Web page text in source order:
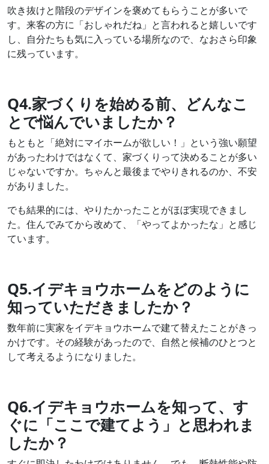
吹き抜けと階段のデザインを褒めてもらうことが多いで
す。来客の方に「おしゃれだね」と言われると嬉しいです
し、自分たちも気に入っている場所なので、なおさら印象
に残っています。
Q4.家づくりを始める前、どんなこ
とで悩んでいましたか？
もともと「絶対にマイホームが欲しい！」という強い願望
があったわけではなくて、家づくりって決めることが多い
じゃないですか。ちゃんと最後までやりきれるのか、不安
がありました。
でも結果的には、やりたかったことがほぼ実現できまし
た。住んでみてから改めて、「やってよかったな」と感じ
ています。
Q5.イデキョウホームをどのように
知っていただきましたか？
数年前に実家をイデキョウホームで建て替えたことがきっ
かけです。その経験があったので、自然と候補のひとつと
して考えるようになりました。
Q6.イデキョウホームを知って、す
ぐに「ここで建てよう」と思われま
したか？